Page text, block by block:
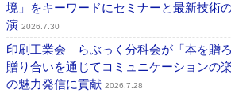
境」をキーワードにセミナーと最新技術
演 2026.7.30
印刷工業会 らぶっく分科会が「本を贈
贈り合いを通じてコミュニケーションの
の魅力発信に貢献 2026.7.28